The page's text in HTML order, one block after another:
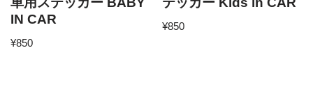
IN CAR
¥850
¥850